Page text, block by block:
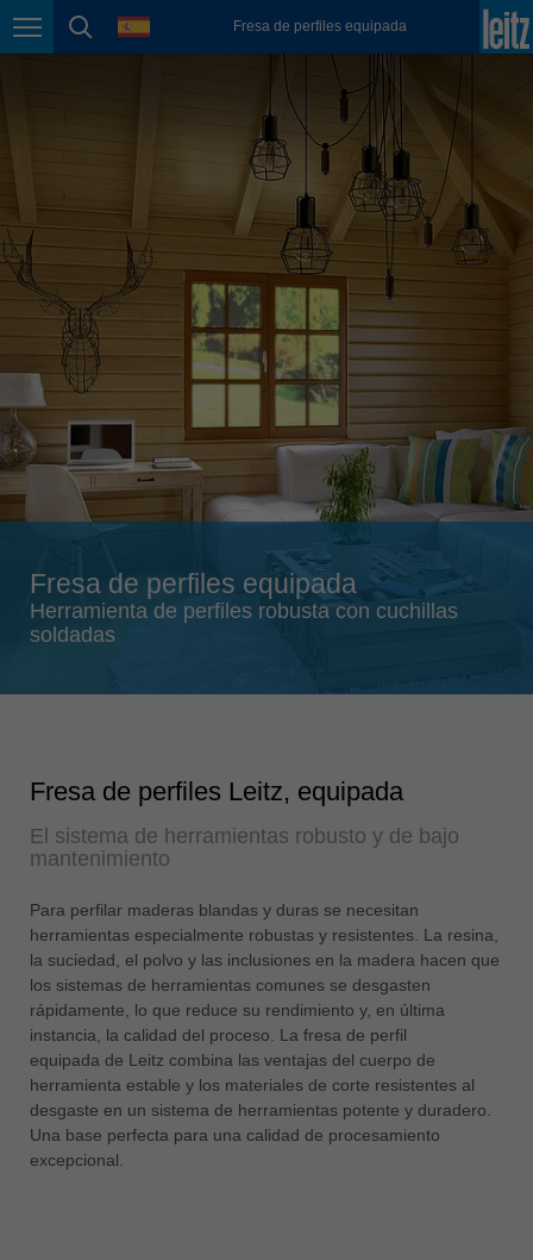
Page navigation
page search
language Fresa de perfiles equipada
México
Nederland
nederlands
Österreich
Polska
polski
Portugal
português
România
Română
Schweiz
français
Singapore
english
Slovenija
Suomi
english
Türkiye
USA
english
Việt Nam
tiếng việt
中国
中文
ประเทศไทย
ไทย
Fresa de perfiles equipada
Herramienta de perfiles robusta con cuchillas
soldadas
Fresa de perfiles Leitz, equipada
El sistema de herramientas robusto y de bajo
mantenimiento
Para perfilar maderas blandas y duras se necesitan
herramientas especialmente robustas y resistentes. La resina,
la suciedad, el polvo y las inclusiones en la madera hacen que
los sistemas de herramientas comunes se desgasten
rápidamente, lo que reduce su rendimiento y, en última
instancia, la calidad del proceso. La fresa de perfil
equipada de Leitz combina las ventajas del cuerpo de
herramienta estable y los materiales de corte resistentes al
desgaste en un sistema de herramientas potente y duradero.
Una base perfecta para una calidad de procesamiento
excepcional.